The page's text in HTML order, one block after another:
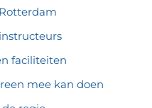
faciliteiten
mee kan doen